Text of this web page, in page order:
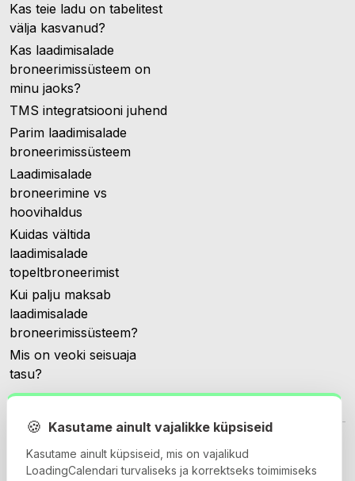
Kas teie ladu on tabelitest
välja kasvanud?
Kas laadimisalade
broneerimissüsteem on
minu jaoks?
TMS integratsiooni juhend
Parim laadimisalade
broneerimissüsteem
Laadimisalade
broneerimine vs
hoovihaldus
Kuidas vältida
laadimisalade
topeltbroneerimist
Kui palju maksab
laadimisalade
broneerimissüsteem?
Mis on veoki seisuaja
tasu?
🍪 Kasutame ainult vajalikke küpsiseid
Kasutame ainult küpsiseid, mis on vajalikud
LoadingCalendari turvaliseks ja korrektseks toimimiseks